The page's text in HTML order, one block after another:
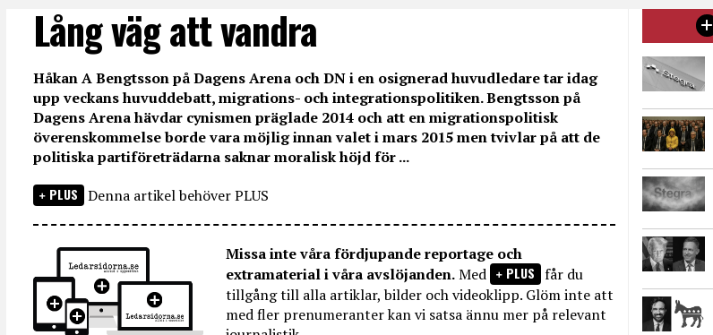
Lång väg att vandra
Håkan A Bengtsson på Dagens Arena och DN i en osignerad huvudledare tar idag
upp veckans huvuddebatt, migrations- och integrationspolitiken. Bengtsson på
Dagens Arena hävdar cynismen präglade 2014 och att en migrationspolitisk
överenskommelse borde vara möjlig innan valet i mars 2015 men tvivlar på att de
politiska partiföreträdarna saknar moralisk höjd för ...
PLUS Denna artikel behöver PLUS
Missa inte våra fördjupande reportage och
extramaterial i våra avslöjanden.Med PLUS får du
tillgång till alla artiklar, bilder och videoklipp. Glöm inte att
med fler prenumeranter kan vi satsa ännu mer på relevant